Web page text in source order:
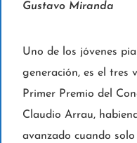
Gustavo Miranda
Uno de los jóvenes
generación, es el tres
Primer Premio del
Claudio Arrau,
avanzado cuando